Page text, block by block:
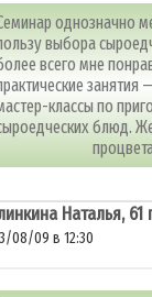
однозначно
выбора
всего мне
занятия
классы по
блюд.
Наталья, 61
08/09 в 12:30